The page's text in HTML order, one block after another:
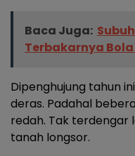
Baca Juga:
Terbakarnya Bola
Dipenghujung tahun
deras. Padahal
redah. Tak terdengar
tanah longsor.